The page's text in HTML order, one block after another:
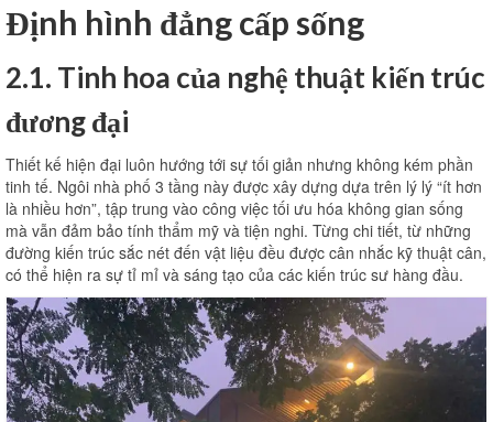
Định hình đẳng cấp sống
2.1. Tinh hoa của nghệ thuật kiến ​​trúc
đương đại
Thiết kế hiện đại luôn hướng tới sự tối giản nhưng không kém phần
tinh tế. Ngôi nhà phố 3 tầng này được xây dựng dựa trên lý lý “ít hơn
là nhiều hơn”, tập trung vào công việc tối ưu hóa không gian sống
mà vẫn đảm bảo tính thẩm mỹ và tiện nghi. Từng chi tiết, từ những
đường kiến ​​trúc sắc nét đến vật liệu đều được cân nhắc kỹ thuật cân,
có thể hiện ra sự tỉ mỉ và sáng tạo của các kiến ​​trúc sư hàng đầu.